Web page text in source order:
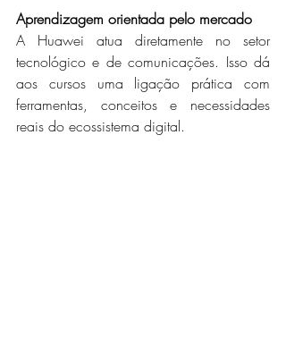
Aprendizagem orientada pelo mercado
A Huawei atua diretamente no setor
tecnológico e de comunicações. Isso dá
aos cursos uma ligação prática com
ferramentas, conceitos e necessidades
reais do ecossistema digital.